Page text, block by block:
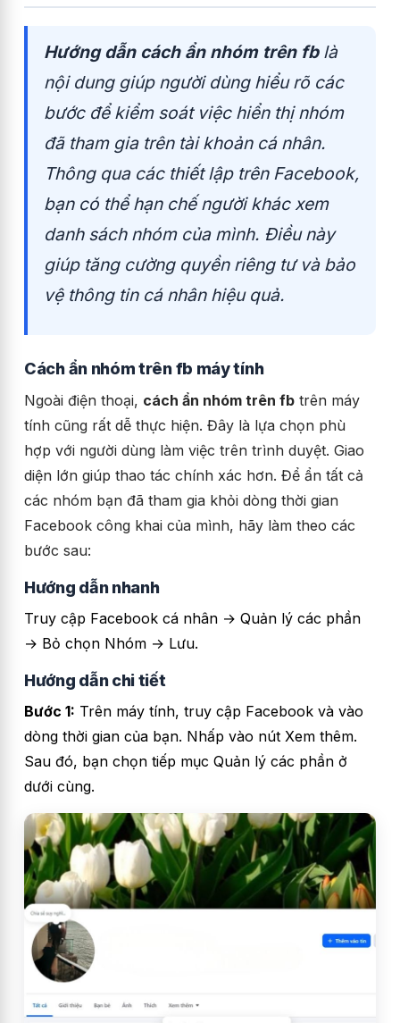
Hướng dẫn cách ẩn nhóm trên fblà
nội dung giúp người dùng hiểu rõ các
bước để kiểm soát việc hiển thị nhóm
đã tham gia trên tài khoản cá nhân.
Thông qua các thiết lập trên Facebook,
bạn có thể hạn chế người khác xem
danh sách nhóm của mình. Điều này
giúp tăng cường quyền riêng tư và bảo
vệ thông tin cá nhân hiệu quả.
Cách ẩn nhóm trên fb máy tính
Ngoài điện thoại, cách ẩn nhóm trên fb trên máy
tính cũng rất dễ thực hiện. Đây là lựa chọn phù
hợp với người dùng làm việc trên trình duyệt. Giao
diện lớn giúp thao tác chính xác hơn. Để ẩn tất cả
các nhóm bạn đã tham gia khỏi dòng thời gian
Facebook công khai của mình, hãy làm theo các
bước sau:
Hướng dẫn nhanh
Truy cập Facebook cá nhân → Quản lý các phần
→ Bỏ chọn Nhóm → Lưu.
Hướng dẫn chi tiết
Bước 1: Trên máy tính, truy cập Facebook và vào
dòng thời gian của bạn. Nhấp vào nút Xem thêm.
Sau đó, bạn chọn tiếp mục Quản lý các phần ở
dưới cùng.